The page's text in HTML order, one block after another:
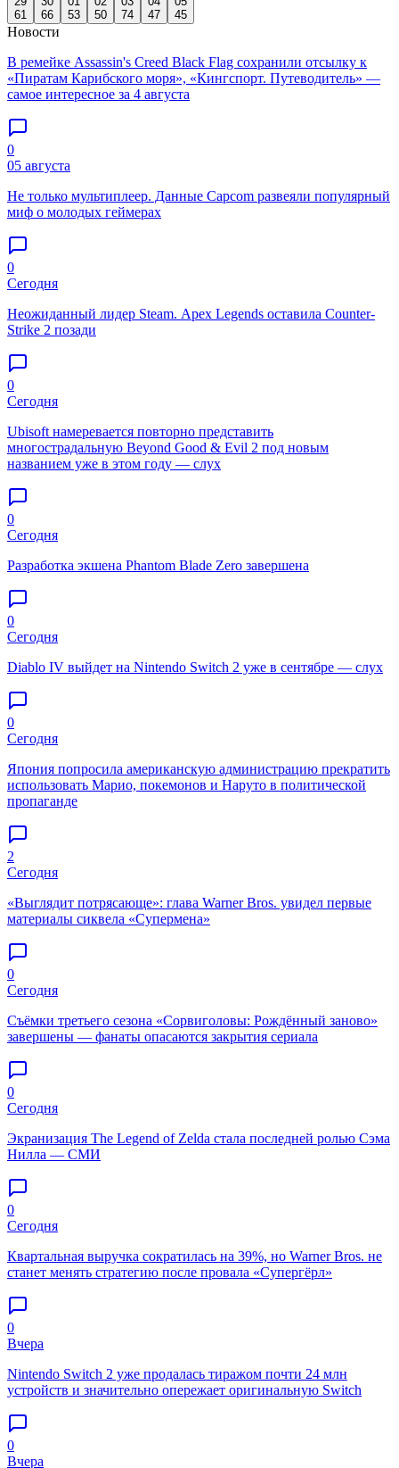
61
66
53
50
74
47
45
Новости
В ремейке Assassin's Creed Black Flag сохранили отсылку к
«Пиратам Карибского моря», «Кингспорт. Путеводитель» —
самое интересное за 4 августа
0
05 августа
Не только мультиплеер. Данные Capcom развеяли популярный
миф о молодых геймерах
0
Сегодня
Неожиданный лидер Steam. Apex Legends оставила Counter-
Strike 2 позади
0
Сегодня
Ubisoft намеревается повторно представить
многострадальную Beyond Good & Evil 2 под новым
названием уже в этом году — слух
0
Сегодня
Разработка экшена Phantom Blade Zero завершена
0
Сегодня
Diablo IV выйдет на Nintendo Switch 2 уже в сентябре — слух
0
Сегодня
Япония попросила американскую администрацию прекратить
использовать Марио, покемонов и Наруто в политической
пропаганде
2
Сегодня
«Выглядит потрясающе»: глава Warner Bros. увидел первые
материалы сиквела «Супермена»
0
Сегодня
Съёмки третьего сезона «Сорвиголовы: Рождённый заново»
завершены — фанаты опасаются закрытия сериала
0
Сегодня
Экранизация The Legend of Zelda стала последней ролью Сэма
Нилла — СМИ
0
Сегодня
Квартальная выручка сократилась на 39%, но Warner Bros. не
станет менять стратегию после провала «Супергёрл»
0
Вчера
Nintendo Switch 2 уже продалась тиражом почти 24 млн
устройств и значительно опережает оригинальную Switch
0
Вчера